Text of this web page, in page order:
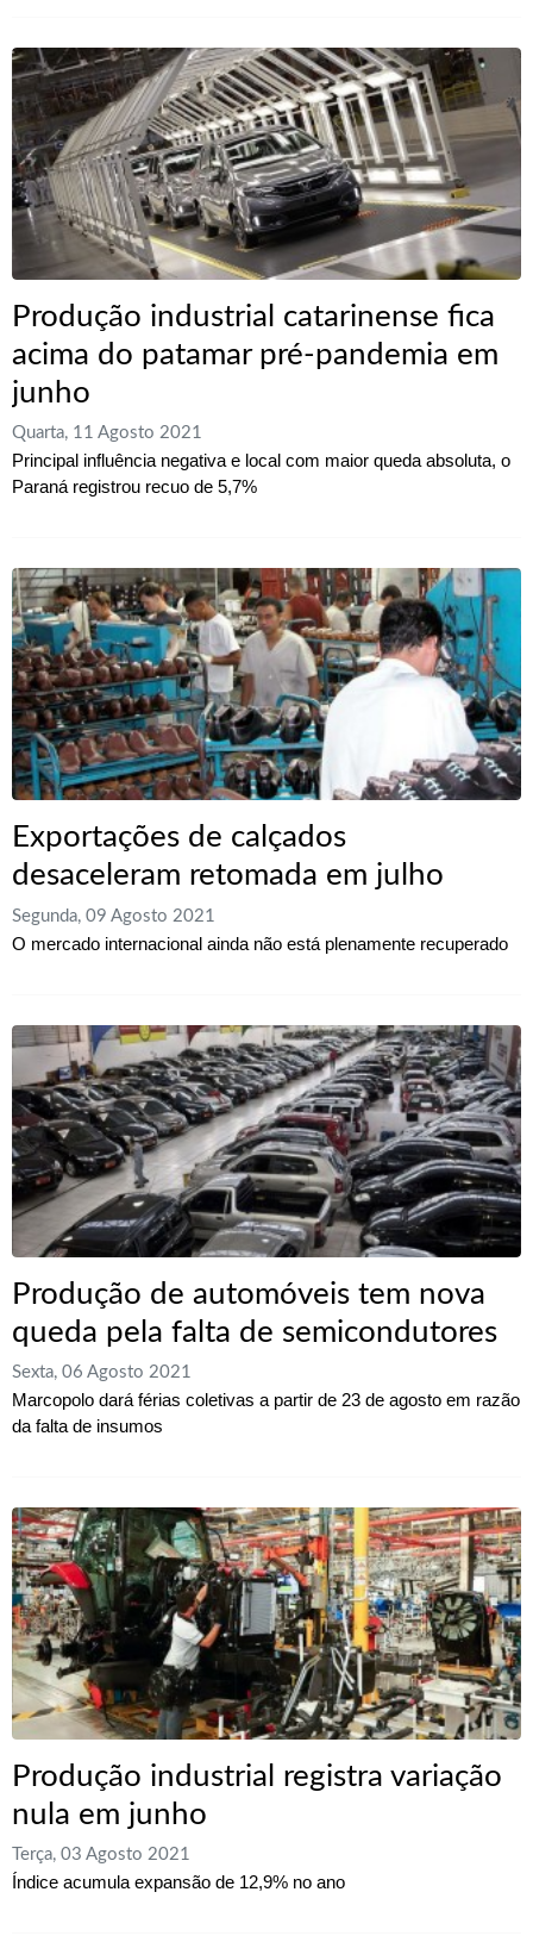
Produção industrial catarinense fica
acima do patamar pré-pandemia em
junho
Quarta, 11 Agosto 2021
Principal influência negativa e local com maior queda absoluta, o
Paraná registrou recuo de 5,7%
Exportações de calçados
desaceleram retomada em julho
Segunda, 09 Agosto 2021
O mercado internacional ainda não está plenamente recuperado
Produção de automóveis tem nova
queda pela falta de semicondutores
Sexta, 06 Agosto 2021
Marcopolo dará férias coletivas a partir de 23 de agosto em razão
da falta de insumos
Produção industrial registra variação
nula em junho
Terça, 03 Agosto 2021
Índice acumula expansão de 12,9% no ano